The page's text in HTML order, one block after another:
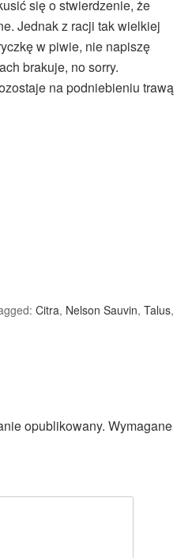
się o stwierdzenie, że
Jednak z racji tak wielkiej
w piwie, nie napiszę
brakuje, no sorry.
na podniebieniu trawą
Citra, Nelson Sauvin,Talus,
opublikowany. Wymagane